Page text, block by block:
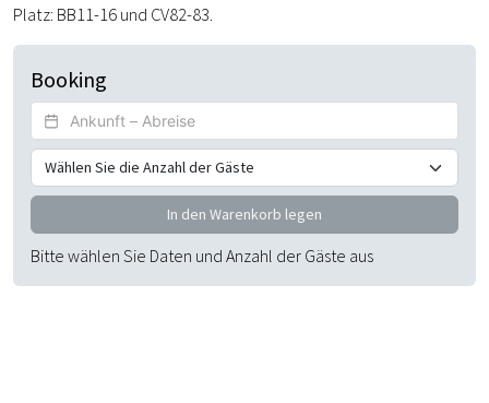
Platz: BB11-16 und CV82-83.
Booking
Wählen Sie Daten
Anzahl der Gäste
In den Warenkorb legen
Bitte wählen Sie Daten und Anzahl der Gäste aus